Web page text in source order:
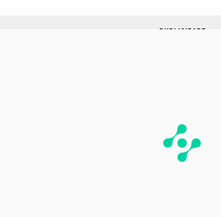
PUBLICIDADE